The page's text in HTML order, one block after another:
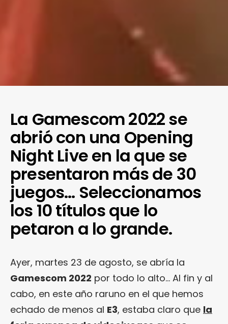
La Gamescom 2022 se
abrió con una Opening
Night Live en la que se
presentaron más de 30
juegos… Seleccionamos
los 10 títulos que lo
petaron a lo grande.
Ayer, martes 23 de agosto, se abría la
Gamescom 2022 por todo lo alto… Al fin y al
cabo, en este año raruno en el que hemos
echado de menos al E3, estaba claro que la